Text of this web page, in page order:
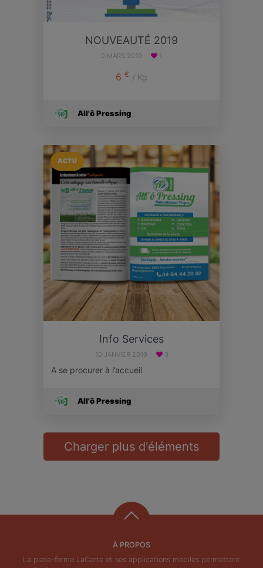
NOUVEAUTÉ 2019
9 MARS 2019 1
6 € / Kg
All'ô Pressing
ACTU
Info Services
10 JANVIER 2019 3
A se procurer à l’accueil
All'ô Pressing
Charger plus d'éléments
À PROPOS
La plate-forme LaCarte et ses applications mobiles permettent